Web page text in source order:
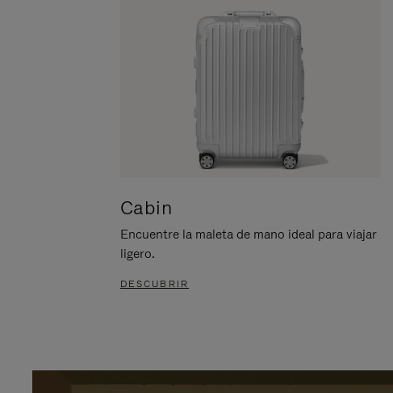
Cabin
Encuentre la maleta de mano ideal para viajar
ligero.
DESCUBRIR